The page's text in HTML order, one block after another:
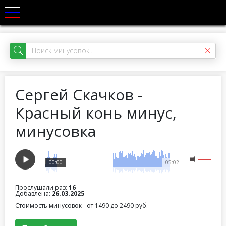
Сергей Скачков -
Красный конь минус,
минусовка
05:02
00:00
Прослушали раз: 16
Добавлена: 26.03.2025
Стоимость минусовок - от 1490 до 2490 руб.